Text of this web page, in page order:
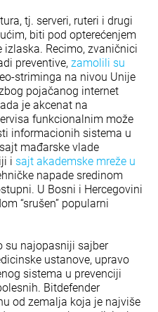
tj. serveri, ruteri i drugi
biti pod opterećenjem
Recimo, zvaničnici
preventive, zamolili su
striminga na nivou Unije
pojačanog internet
je akcenat na
funkcionalnim može
informacionih sistema u
mađarske vlade
i sajt akademske mreže u
napade sredinom
U Bosni i Hercegovini
“srušen” popularni
su najopasniji sajber
ustanove, upravo
sistema u prevenciji
Bitdefender
od zemalja koja je najviše